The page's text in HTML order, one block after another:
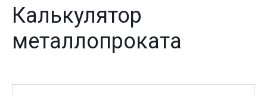
Калькулятор
металлопроката